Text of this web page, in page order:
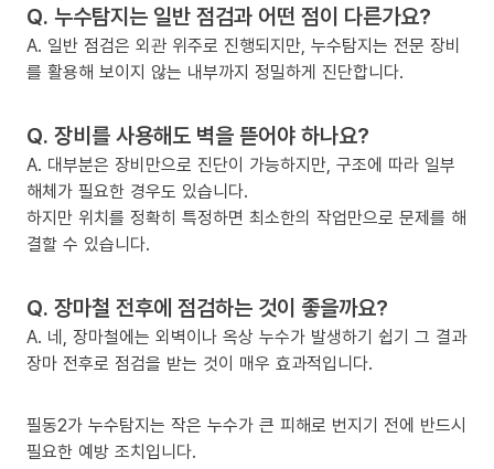
Q. 누수탐지는 일반 점검과 어떤 점이 다른가요?
A. 일반 점검은 외관 위주로 진행되지만, 누수탐지는 전문 장비
를 활용해 보이지 않는 내부까지 정밀하게 진단합니다.
Q. 장비를 사용해도 벽을 뜯어야 하나요?
A. 대부분은 장비만으로 진단이 가능하지만, 구조에 따라 일부
해체가 필요한 경우도 있습니다.
하지만 위치를 정확히 특정하면 최소한의 작업만으로 문제를 해
결할 수 있습니다.
Q. 장마철 전후에 점검하는 것이 좋을까요?
A. 네, 장마철에는 외벽이나 옥상 누수가 발생하기 쉽기 그 결과
장마 전후로 점검을 받는 것이 매우 효과적입니다.
필동2가 누수탐지는 작은 누수가 큰 피해로 번지기 전에 반드시
필요한 예방 조치입니다.